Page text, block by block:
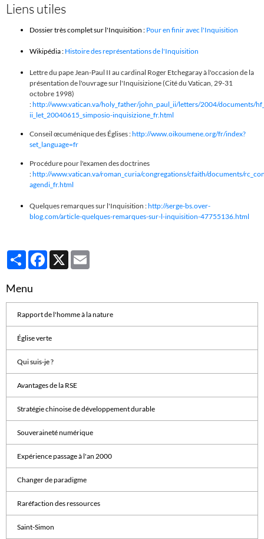
Liens utiles
Dossier très complet sur l'Inquisition : Pour en finir avec l'Inquisition
Wikipédia : Histoire des représentations de l'Inquisition
Lettre du pape Jean-Paul II au cardinal Roger Etchegaray à l'occasion de la
présentation de l'ouvrage sur l'Inquisizione (Cité du Vatican, 29-31
octobre 1998)
:http://www.vatican.va/holy_father/john_paul_ii/letters/2004/documents/
ii_let_20040615_simposio-inquisizione_fr.html
Conseil œcuménique des Églises :http://www.oikoumene.org/fr/index?
set_language=fr
Procédure pour l'examen des doctrines
:http://www.vatican.va/roman_curia/congregations/cfaith/documents/
agendi_fr.html
Quelques remarques sur l'Inquisition :http://serge-bs.over-
blog.com/article-quelques-remarques-sur-l-inquisition-47755136.html
PartagerFacebook
X
Menu
Rapport de l'homme à la nature
Église verte
Qui suis-je ?
Avantages de la RSE
Stratégie chinoise de développement durable
Souveraineté numérique
Expérience passage à l'an 2000
Changer de paradigme
Raréfaction des ressources
Saint-Simon